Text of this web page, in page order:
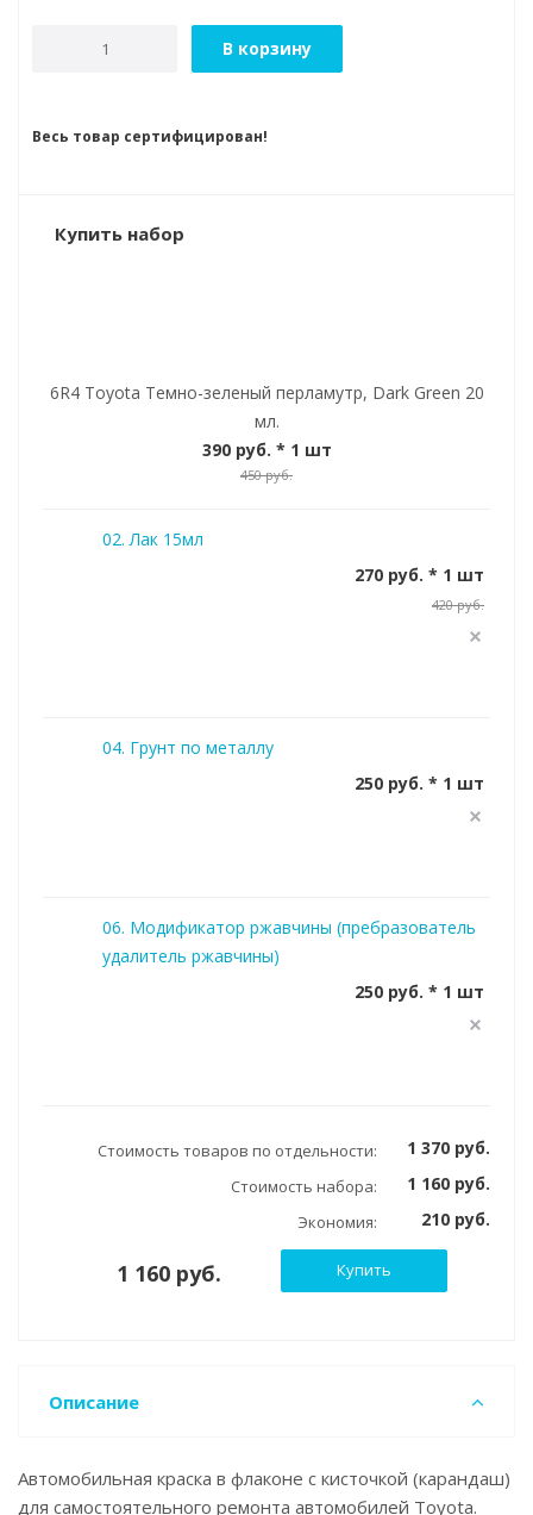
В корзину
Весь товар сертифицирован!
Купить набор
6R4 Toyota Темно-зеленый перламутр, Dark Green 20
мл.
390 руб. * 1 шт
450 руб.
02. Лак 15мл
270 руб. * 1 шт
420 руб.
04. Грунт по металлу
250 руб. * 1 шт
06. Модификатор ржавчины (пребразователь
удалитель ржавчины)
250 руб. * 1 шт
Стоимость товаров по отдельности: 1 370 руб.
Стоимость набора: 1 160 руб.
Экономия: 210 руб.
1 160 руб. Купить
Описание
Автомобильная краска в флаконе с кисточкой (карандаш)
для самостоятельного ремонта автомобилей Toyota.